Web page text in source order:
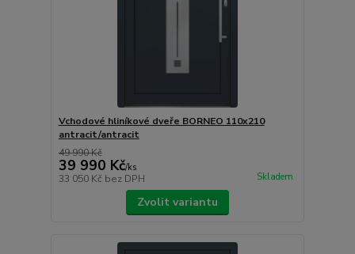
Vchodové hliníkové dveře BORNEO 110x210
antracit/antracit
49 990 Kč
39 990 Kč/ks
33 050 Kč bez DPH Skladem
Zvolit variantu